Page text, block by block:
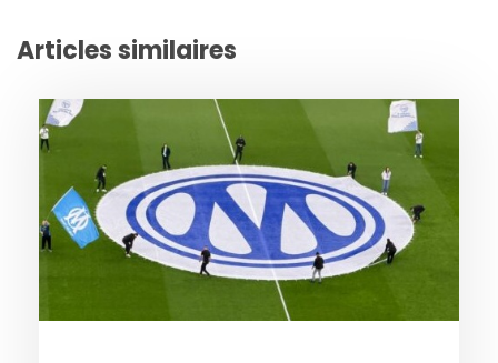
Articles similaires